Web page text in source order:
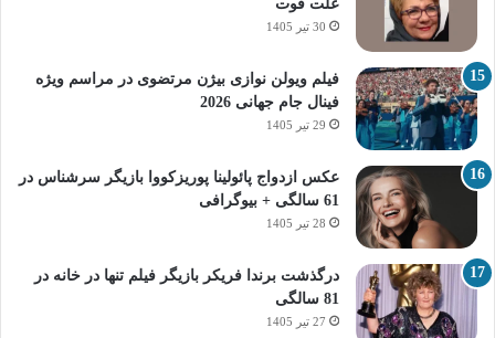
علت فوت
30 تیر 1405
فیلم ویولن نوازی بیژن مرتضوی در مراسم ویژه
فینال جام جهانی 2026
29 تیر 1405
عکس ازدواج پائولینا پوریزکووا بازیگر سرشناس در
61 سالگی + بیوگرافی
28 تیر 1405
درگذشت برندا فریکر بازیگر فیلم تنها در خانه در
81 سالگی
27 تیر 1405